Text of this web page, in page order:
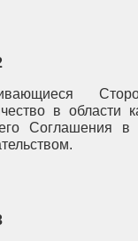
в области
Соглашения в